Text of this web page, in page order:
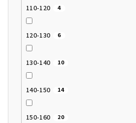
110-120 4
120-130 6
130-140 10
140-150 14
150-160 20